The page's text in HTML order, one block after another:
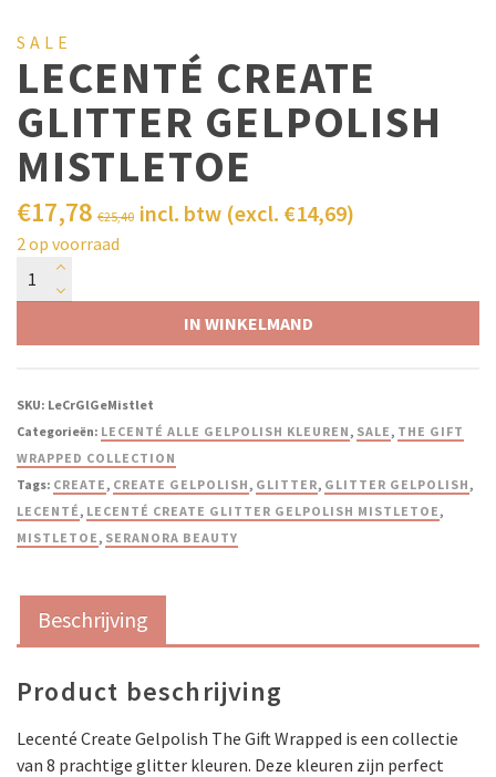
SALE
LECENTÉ CREATE
GLITTER GELPOLISH
MISTLETOE
€25,40
€17,78 incl. btw (excl. €14,69)
2 op voorraad
IN WINKELMAND
SKU: LeCrGlGeMistlet
Categorieën: LECENTÉ ALLE GELPOLISH KLEUREN, SALE, THE GIFT
WRAPPED COLLECTION
Tags: CREATE, CREATE GELPOLISH, GLITTER, GLITTER GELPOLISH,
LECENTÉ, LECENTÉ CREATE GLITTER GELPOLISH MISTLETOE,
MISTLETOE, SERANORA BEAUTY
Beschrijving
Product beschrijving
Lecenté Create Gelpolish The Gift Wrapped is een collectie
van 8 prachtige glitter kleuren. Deze kleuren zijn perfect